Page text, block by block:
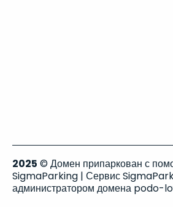
2025 © Домен припаркован с
SigmaParking | Сервис
администратором домена podo-